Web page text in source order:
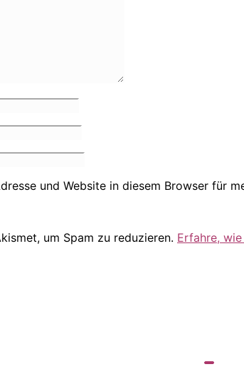
und Website in diesem Browser für
um Spam zu reduzieren. Erfahre,